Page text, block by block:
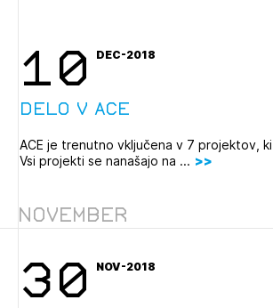
10 DEC-2018
Delo v ACE
ACE je trenutno vključena v 7 projektov, ki
Vsi projekti se nanašajo na ...
November
30 NOV-2018